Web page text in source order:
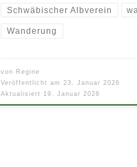
Schwäbischer Albverein
Wanderung
von Regine
Veröffentlicht am23. Januar 2026
Aktualisiert 19. Januar 2026